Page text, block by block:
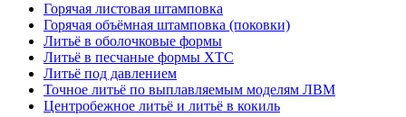
Горячая листовая штамповка
Горячая объёмная штамповка (поковки)
Литьё в оболочковые формы
Литьё в песчаные формы ХТС
Литьё под давлением
Точное литьё по выплавляемым моделям ЛВМ
Центробежное литьё и литьё в кокиль